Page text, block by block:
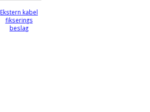
Ekstern kabel
fikserings
beslag